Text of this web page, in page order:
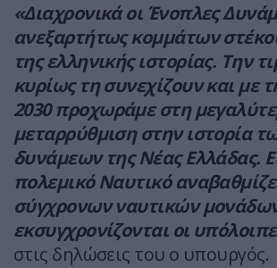
«Διαχρονικά οι Ένοπλες
ανεξαρτήτως κομμάτων
της ελληνικής ιστορίας. Την
κυρίως τη συνεχίζουν και με
2030 προχωράμε στη
μεταρρύθμιση στην ιστορία
δυνάμεων της Νέας Ελλάδας.
πολεμικό Ναυτικό
σύγχρονων ναυτικών
εκσυγχρονίζονται οι
στις δηλώσεις του ο υπουργός.